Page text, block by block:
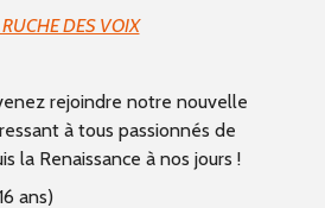
DES VOIX
rejoindre notre nouvelle
à tous passionnés de
la Renaissance à nos jours !
ans)